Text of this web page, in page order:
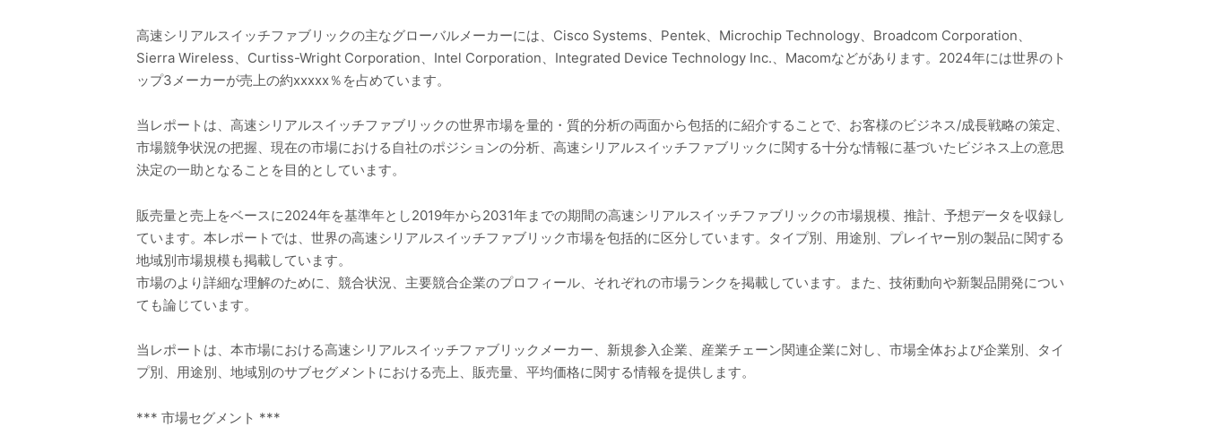
高速シリアルスイッチファブリックの主なグローバルメーカーには、Cisco Systems、Pentek、Microchip Technology、Broadcom Corporation、
Sierra Wireless、Curtiss-Wright Corporation、Intel Corporation、Integrated Device Technology Inc.、Macomなどがあります。2024年には世界のト
ップ3メーカーが売上の約xxxxx％を占めています。
当レポートは、高速シリアルスイッチファブリックの世界市場を量的・質的分析の両面から包括的に紹介することで、お客様のビジネス/成長戦略の策定、
市場競争状況の把握、現在の市場における自社のポジションの分析、高速シリアルスイッチファブリックに関する十分な情報に基づいたビジネス上の意思
決定の一助となることを目的としています。
販売量と売上をベースに2024年を基準年とし2019年から2031年までの期間の高速シリアルスイッチファブリックの市場規模、推計、予想データを収録し
ています。本レポートでは、世界の高速シリアルスイッチファブリック市場を包括的に区分しています。タイプ別、用途別、プレイヤー別の製品に関する
地域別市場規模も掲載しています。
市場のより詳細な理解のために、競合状況、主要競合企業のプロフィール、それぞれの市場ランクを掲載しています。また、技術動向や新製品開発につい
ても論じています。
当レポートは、本市場における高速シリアルスイッチファブリックメーカー、新規参入企業、産業チェーン関連企業に対し、市場全体および企業別、タイ
プ別、用途別、地域別のサブセグメントにおける売上、販売量、平均価格に関する情報を提供します。
*** 市場セグメント ***